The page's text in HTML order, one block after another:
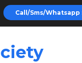
Call/Sms/Whatsapp